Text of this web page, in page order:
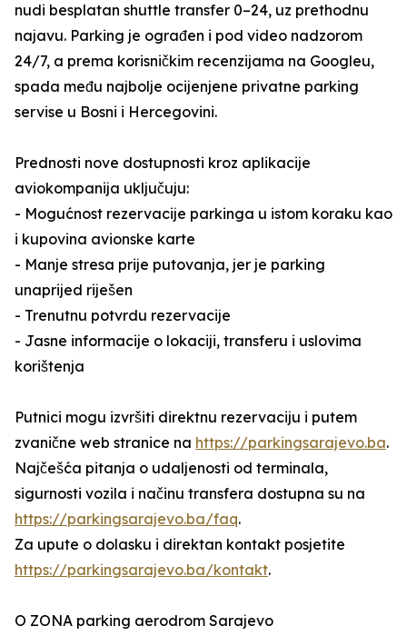
nudi besplatan shuttle transfer 0–24, uz prethodnu
najavu. Parking je ograđen i pod video nadzorom
24/7, a prema korisničkim recenzijama na Googleu,
spada među najbolje ocijenjene privatne parking
servise u Bosni i Hercegovini.
Prednosti nove dostupnosti kroz aplikacije
aviokompanija uključuju:
- Mogućnost rezervacije parkinga u istom koraku kao
i kupovina avionske karte
- Manje stresa prije putovanja, jer je parking
unaprijed riješen
- Trenutnu potvrdu rezervacije
- Jasne informacije o lokaciji, transferu i uslovima
korištenja
Putnici mogu izvršiti direktnu rezervaciju i putem
zvanične web stranice na https://parkingsarajevo.ba.
Najčešća pitanja o udaljenosti od terminala,
sigurnosti vozila i načinu transfera dostupna su na
https://parkingsarajevo.ba/faq.
Za upute o dolasku i direktan kontakt posjetite
https://parkingsarajevo.ba/kontakt.
O ZONA parking aerodrom Sarajevo